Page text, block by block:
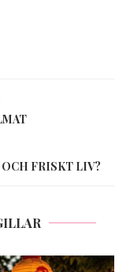
OCH FRISKT LIV?